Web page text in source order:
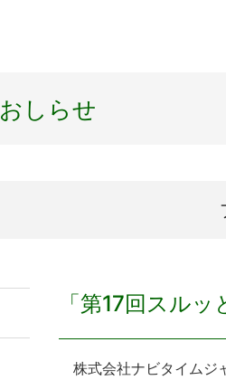
経営理念
おしらせ
「第17回スル
株式会社ナビタイムジ